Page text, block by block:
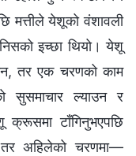
मत्तीले येशूको वंशावली
इच्छा थियो। येशू
तर एक चरणको काम
सुसमाचार ल्याउन र
टाँगिनुभएपछि
तर अहिलेको चरणमा—